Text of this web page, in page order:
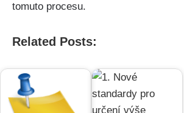
tomuto procesu.
Related Posts: